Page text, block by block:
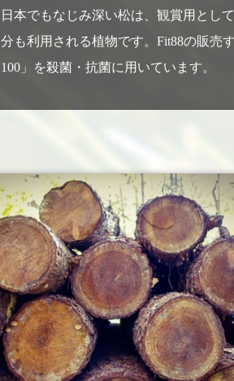
日本でもなじみ深い松は、観賞用とし
分も利用される植物です。Fit88の販売
100」を殺菌・抗菌に用いています。